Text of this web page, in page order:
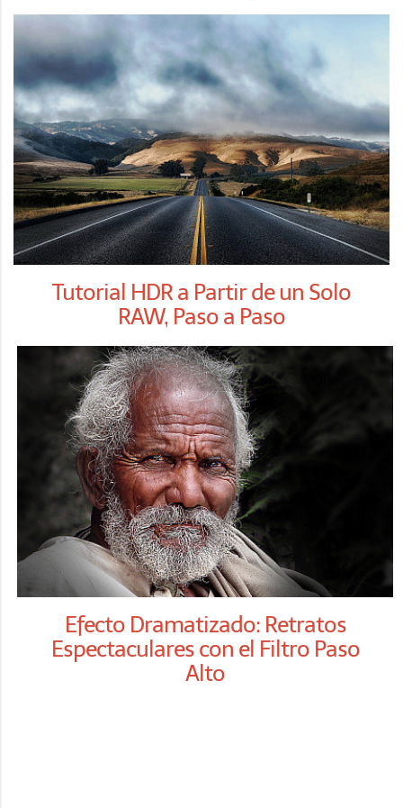
Tutorial HDR a Partir de un Solo
RAW, Paso a Paso
Efecto Dramatizado: Retratos
Espectaculares con el Filtro Paso
Alto